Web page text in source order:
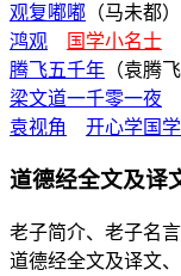
观复嘟嘟 （马未都
鸿观
国学小名士
腾飞五千年 （袁腾飞
梁文道一千零一夜
袁视角
开心学国学
道德经全文及译
老子简介、老子名
道德经全文及译文